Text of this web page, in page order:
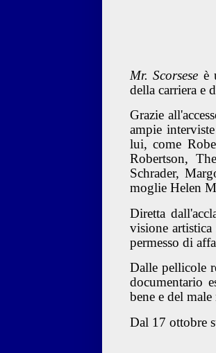
Mr. Scorsese è
della carriera e
Grazie
ampie
lui, come
Robertson,
Schrader,
moglie Helen
Diretta
visione
permesso di
Dalle pellicole
documentario
bene e del male
Dal 17 ottobre